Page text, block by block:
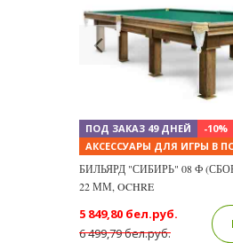
Previous
ПОД ЗАКАЗ 49 ДНЕЙ
-10%
АКСЕССУАРЫ ДЛЯ ИГРЫ В
БИЛЬЯРД "СИБИРЬ" 08 Ф
22 ММ, OCHRE
6 499,79 бел.руб.
5 849,80 бел.руб.